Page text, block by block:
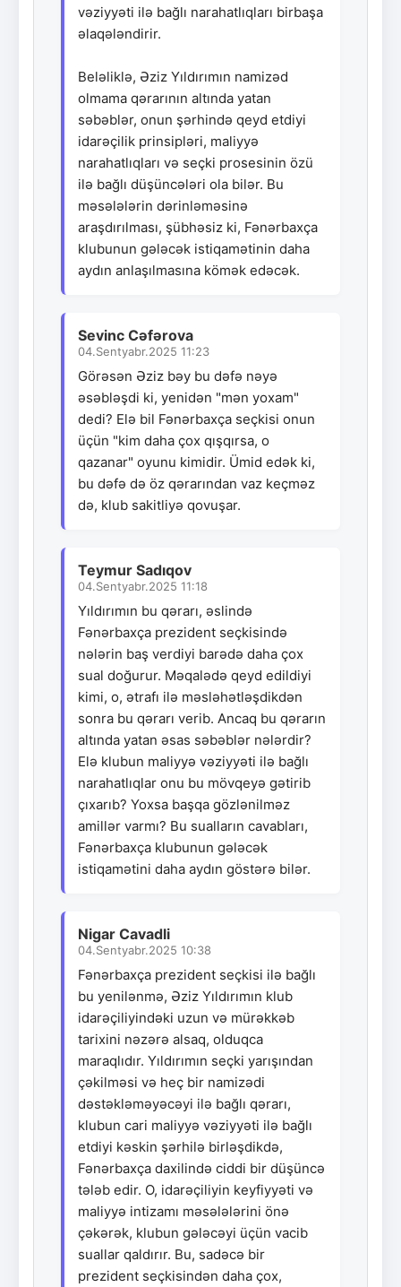
vəziyyəti ilə bağlı narahatlıqları birbaşa
əlaqələndirir.
Beləliklə, Əziz Yıldırımın namizəd
olmama qərarının altında yatan
səbəblər, onun şərhində qeyd etdiyi
idarəçilik prinsipləri, maliyyə
narahatlıqları və seçki prosesinin özü
ilə bağlı düşüncələri ola bilər. Bu
məsələlərin dərinləməsinə
araşdırılması, şübhəsiz ki, Fənərbaxça
klubunun gələcək istiqamətinin daha
aydın anlaşılmasına kömək edəcək.
Sevinc Cəfərova
04.Sentyabr.2025 11:23
Görəsən Əziz bəy bu dəfə nəyə
əsəbləşdi ki, yenidən "mən yoxam"
dedi? Elə bil Fənərbaxça seçkisi onun
üçün "kim daha çox qışqırsa, o
qazanar" oyunu kimidir. Ümid edək ki,
bu dəfə də öz qərarından vaz keçməz
də, klub sakitliyə qovuşar.
Teymur Sadıqov
04.Sentyabr.2025 11:18
Yıldırımın bu qərarı, əslində
Fənərbaxça prezident seçkisində
nələrin baş verdiyi barədə daha çox
sual doğurur. Məqalədə qeyd edildiyi
kimi, o, ətrafı ilə məsləhətləşdikdən
sonra bu qərarı verib. Ancaq bu qərarın
altında yatan əsas səbəblər nələrdir?
Elə klubun maliyyə vəziyyəti ilə bağlı
narahatlıqlar onu bu mövqeyə gətirib
çıxarıb? Yoxsa başqa gözlənilməz
amillər varmı? Bu sualların cavabları,
Fənərbaxça klubunun gələcək
istiqamətini daha aydın göstərə bilər.
Nigar Cavadli
04.Sentyabr.2025 10:38
Fənərbaxça prezident seçkisi ilə bağlı
bu yenilənmə, Əziz Yıldırımın klub
idarəçiliyindəki uzun və mürəkkəb
tarixini nəzərə alsaq, olduqca
maraqlıdır. Yıldırımın seçki yarışından
çəkilməsi və heç bir namizədi
dəstəkləməyəcəyi ilə bağlı qərarı,
klubun cari maliyyə vəziyyəti ilə bağlı
etdiyi kəskin şərhilə birləşdikdə,
Fənərbaxça daxilində ciddi bir düşüncə
tələb edir. O, idarəçiliyin keyfiyyəti və
maliyyə intizamı məsələlərini önə
çəkərək, klubun gələcəyi üçün vacib
suallar qaldırır. Bu, sadəcə bir
prezident seçkisindən daha çox,